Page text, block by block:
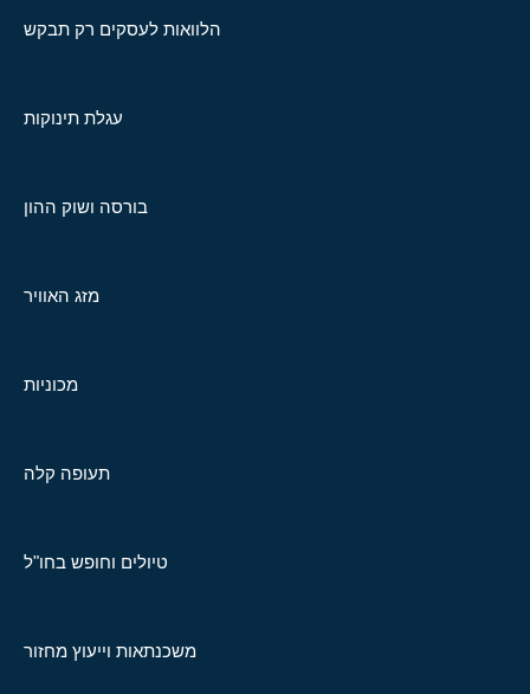
הלוואות לעסקים רק תבקש
עגלת תינוקות
בורסה ושוק ההון
מזג האוויר
מכוניות
תעופה קלה
טיולים וחופש בחו"ל
משכנתאות וייעוץ מחזור